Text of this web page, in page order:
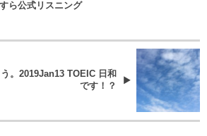
ら公式リスニング
。2019Jan13 TOEIC 日和
です！？